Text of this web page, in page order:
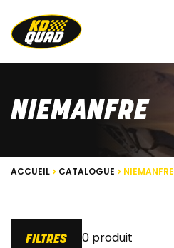
NIEMANFRE
ACCUEIL CATALOGUE NIEMANFRE
FILTRES 0 produit